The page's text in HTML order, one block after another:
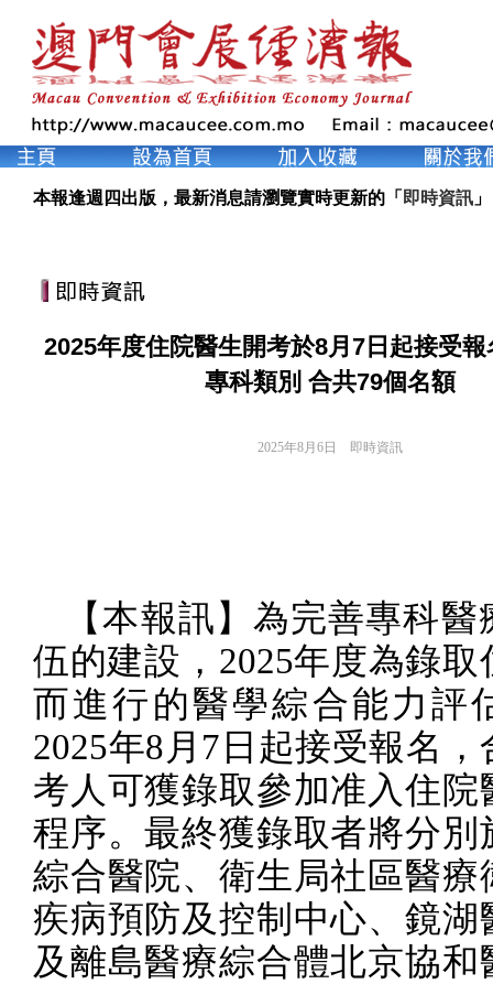
本報逢週四出版，最新消息請瀏覽實時更新的「 即時資訊 」
2025年度住院醫生開考於8月7日起接受
專科類別 合共79個名額
2025年8月6日 即時資訊
【本報訊】為完善專科
伍的建設， 2025年度為錄取
而進行的醫學綜合能力評
2025年8 月 7 日起接受報名，
考人可獲錄取參加准入住院
程序。最終獲錄取者將分別
綜合醫院、衛生局社區醫療
疾病預防及控制中心、鏡湖
及離島醫療綜合體北京協和